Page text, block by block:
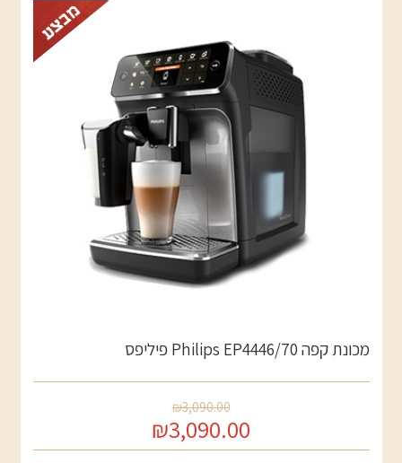
מכונת קפה Philips EP4446/70 פיליפס
₪3,090.00
₪3,090.00